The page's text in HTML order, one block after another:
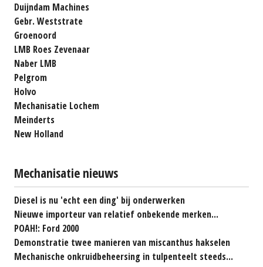
Duijndam Machines
Gebr. Weststrate
Groenoord
LMB Roes Zevenaar
Naber LMB
Pelgrom
Holvo
Mechanisatie Lochem
Meinderts
New Holland
Mechanisatie nieuws
Diesel is nu 'echt een ding' bij onderwerken
Nieuwe importeur van relatief onbekende merken...
POAH!: Ford 2000
Demonstratie twee manieren van miscanthus hakselen
Mechanische onkruidbeheersing in tulpenteelt steeds...